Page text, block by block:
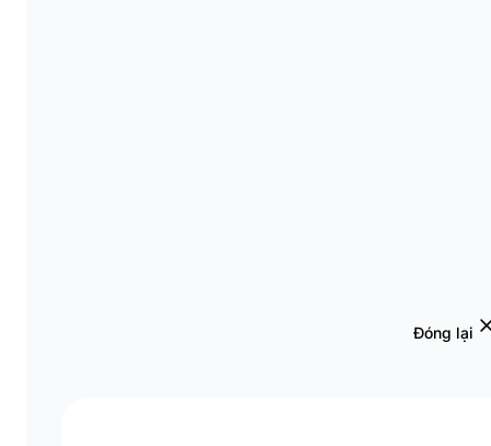
Đóng lại